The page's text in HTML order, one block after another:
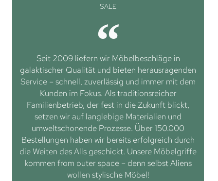
SALE
Seit 2009 liefern wir Möbelbeschläge in
galaktischer Qualität und bieten herausragenden
Service – schnell, zuverlässig und immer mit dem
Kunden im Fokus. Als traditionsreicher
Familienbetrieb, der fest in die Zukunft blickt,
setzen wir auf langlebige Materialien und
umweltschonende Prozesse. Über 150.000
Bestellungen haben wir bereits erfolgreich durch
die Weiten des Alls geschickt. Unsere Möbelgriffe
kommen from outer space – denn selbst Aliens
wollen stylische Möbel!